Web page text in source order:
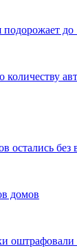
до
остались без
домов
оштрафовали